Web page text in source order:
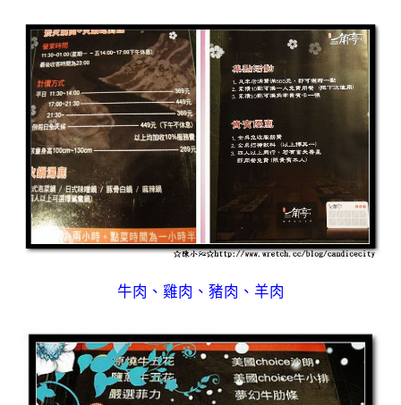
牛肉、雞肉、豬肉、羊肉